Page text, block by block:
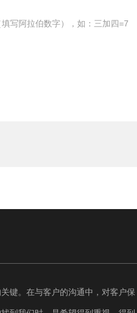
写阿拉伯数字），如：三加四=7
键。在与客户的沟通中，对客户保